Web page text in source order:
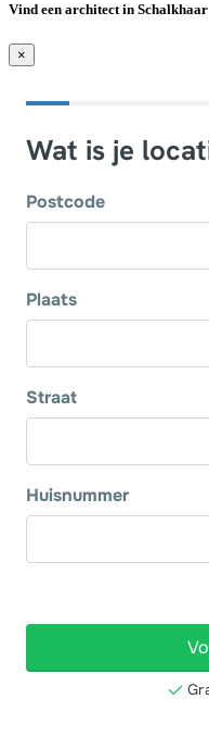
Vind een architect in Schalkhaar
×